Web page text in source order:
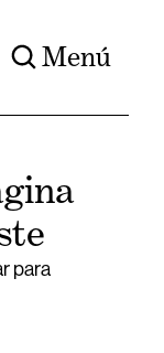
Menú
para